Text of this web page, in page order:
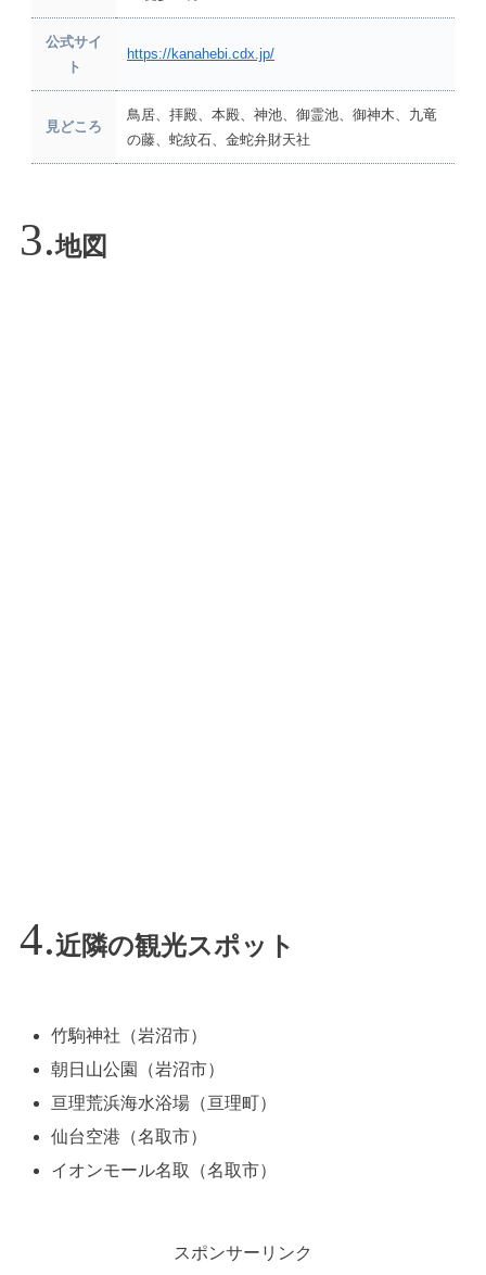
公式サイ
ト
https://kanahebi.cdx.jp/
見どころ
鳥居、拝殿、本殿、神池、御霊池、御神木、九竜
の藤、蛇紋石、金蛇弁財天社
地図
近隣の観光スポット
竹駒神社（岩沼市）
朝日山公園（岩沼市）
亘理荒浜海水浴場（亘理町）
仙台空港（名取市）
イオンモール名取（名取市）
スポンサーリンク